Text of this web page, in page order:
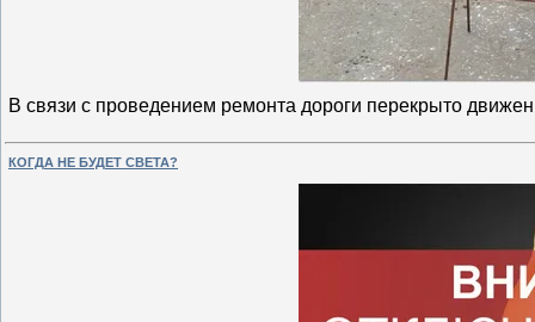
В связи с проведением ремонта дороги перекрыто
КОГДА НЕ БУДЕТ СВЕТА?